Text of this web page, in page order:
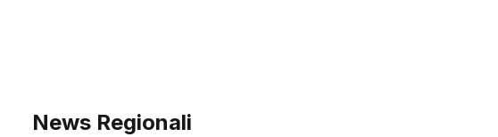
News Regionali